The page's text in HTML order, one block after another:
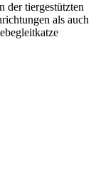
der tiergestützten
als auch